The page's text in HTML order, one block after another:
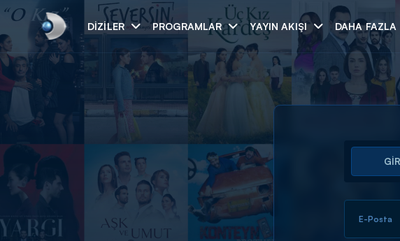
DIZILER PROGRAMLAR YAYIN AKIŞI DAHA FAZLA
Arama
E-Posta